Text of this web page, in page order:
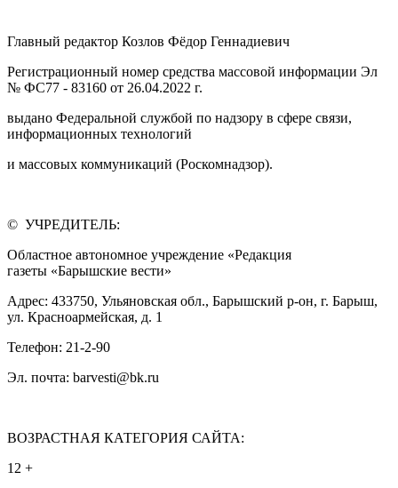
Главный редактор Козлов Фёдор Геннадиевич
Регистрационный номер средства массовой информации Эл
№ ФС77 - 83160 от 26.04.2022 г.
выдано Федеральной службой по надзору в сфере связи,
информационных технологий
и массовых коммуникаций (Роскомнадзор).
© УЧРЕДИТЕЛЬ:
Областное автономное учреждение «Редакция
газеты «Барышские вести»
Адрес: 433750, Ульяновская обл., Барышский р-он, г. Барыш,
ул. Красноармейская, д. 1
Телефон: 21-2-90
Эл. почта: barvesti@bk.ru
ВОЗРАСТНАЯ КАТЕГОРИЯ САЙТА:
12 +